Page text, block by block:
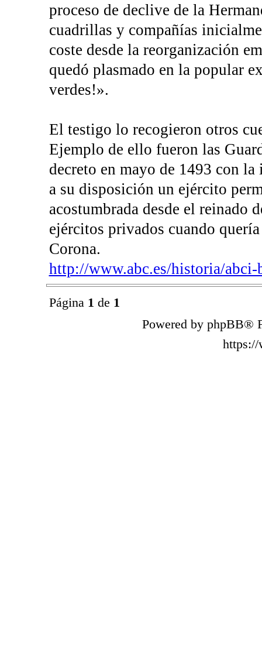
proceso de declive de la
cuadrillas y compañías
coste desde la reorganización
quedó plasmado en la popular
verdes!».
El testigo lo recogieron otros
Ejemplo de ello fueron las
decreto en mayo de 1493 con
a su disposición un ejército
acostumbrada desde el reinado
ejércitos privados cuando
Corona.
http://www.abc.es/historia/
Página 1 de 1
Powered by phpBB®
https://